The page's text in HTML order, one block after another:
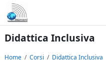
Vai al contenuto principale
Didattica Inclusiva
Home Corsi Didattica Inclusiva